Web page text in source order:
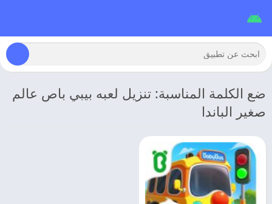
ضع الكلمة المناسبة: تنزيل لعبه بيبي باص عالم
صغير الباندا